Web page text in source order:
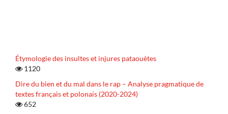
Étymologie des insultes et injures pataouètes
1120
Dire du bien et du mal dans le rap – Analyse pragmatique de
textes français et polonais (2020-2024)
652